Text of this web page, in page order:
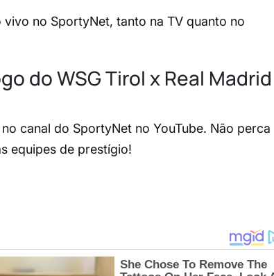
no SportyNet, tanto na TV quanto no
do WSG Tirol x Real Madrid
canal do SportyNet no YouTube. Não perca
equipes de prestígio!